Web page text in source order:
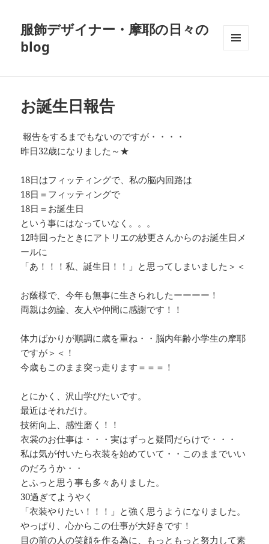
服飾デザイナー・摩耶の日々の
blog
お誕生日報告
報告をするまでもないのですが・・・・
昨日32歳になりました～★
18日はフィッティングで、私の脳内回路は
18日＝フィッティングで
18日＝お誕生日
という事にはなっていなく。。。
12時回ったときにアトリエの紗更さんからのお誕生日メ
ールに
「あ！！！私、誕生日！！」と思ってしまいました＞＜
お蔭様で、今年も無事に生きられしたーーーー！
両親は勿論、友人や仲間に感謝です！！
体力ばかりが順調に歳を重ね・・脳内年齢小学生の摩耶
ですが＞＜！
今歳もこのまま突っ走ります＝＝＝！
とにかく、沢山学びたいです。
最近はそれだけ。
技術向上、感性磨く！！
衣裳のお仕事は・・・実はずっと疑問だらけで・・・
私は気が付いたら衣装を始めていて・・このままでいい
のだろうか・・
とふっと思う事も多々ありました。
30過ぎてようやく
「衣装やりたい！！！」と強く思うようになりました。
やっぱり、心からこの仕事が大好きです！
目の前の人の笑顔を作る為に、もっともっと努力して素